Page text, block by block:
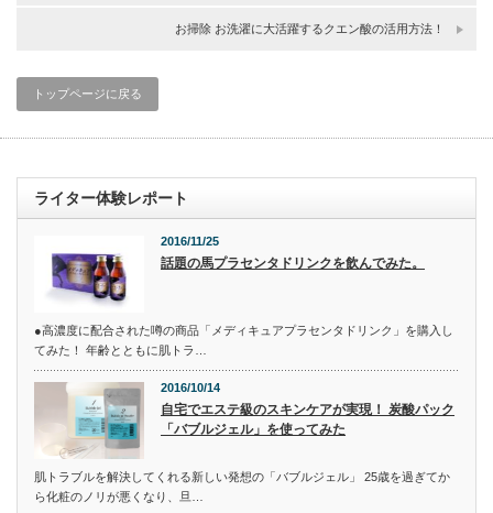
お掃除 お洗濯に大活躍するクエン酸の活用方法！
トップページに戻る
ライター体験レポート
2016/11/25
話題の馬プラセンタドリンクを飲んでみた。
●高濃度に配合された噂の商品「メディキュアプラセンタドリンク」を購入し
てみた！ 年齢とともに肌トラ…
2016/10/14
自宅でエステ級のスキンケアが実現！ 炭酸パック
「バブルジェル」を使ってみた
肌トラブルを解決してくれる新しい発想の「バブルジェル」 25歳を過ぎてか
ら化粧のノリが悪くなり、旦…